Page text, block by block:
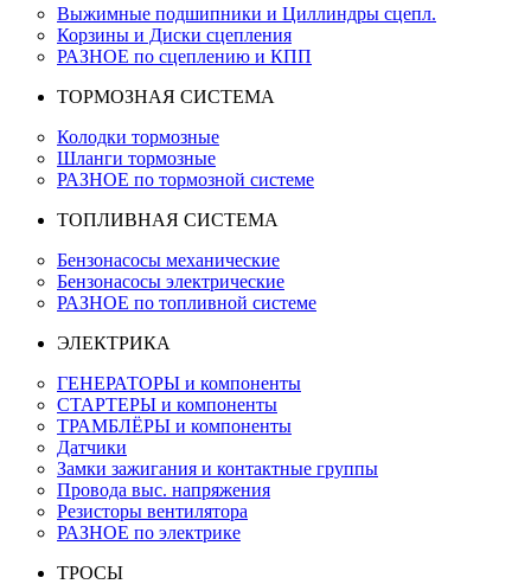
Выжимные подшипники и Циллиндры сцепл.
Корзины и Диски сцепления
РАЗНОЕ по сцеплению и КПП
ТОРМОЗНАЯ СИСТЕМА
Колодки тормозные
Шланги тормозные
РАЗНОЕ по тормозной системе
ТОПЛИВНАЯ СИСТЕМА
Бензонасосы механические
Бензонасосы электрические
РАЗНОЕ по топливной системе
ЭЛЕКТРИКА
ГЕНЕРАТОРЫ и компоненты
СТАРТЕРЫ и компоненты
ТРАМБЛЁРЫ и компоненты
Датчики
Замки зажигания и контактные группы
Провода выс. напряжения
Резисторы вентилятора
РАЗНОЕ по электрике
ТРОСЫ